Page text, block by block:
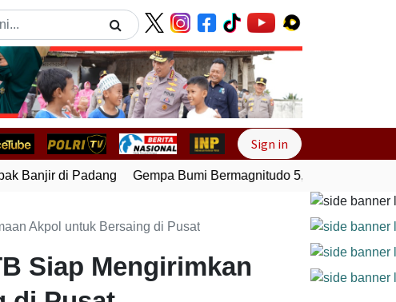
Next
Sign in
Banjir di Padang Gempa Bumi Bermagnitudo 5,1 Kembali
Akpol untuk Bersaing di Pusat
Siap Mengirimkan